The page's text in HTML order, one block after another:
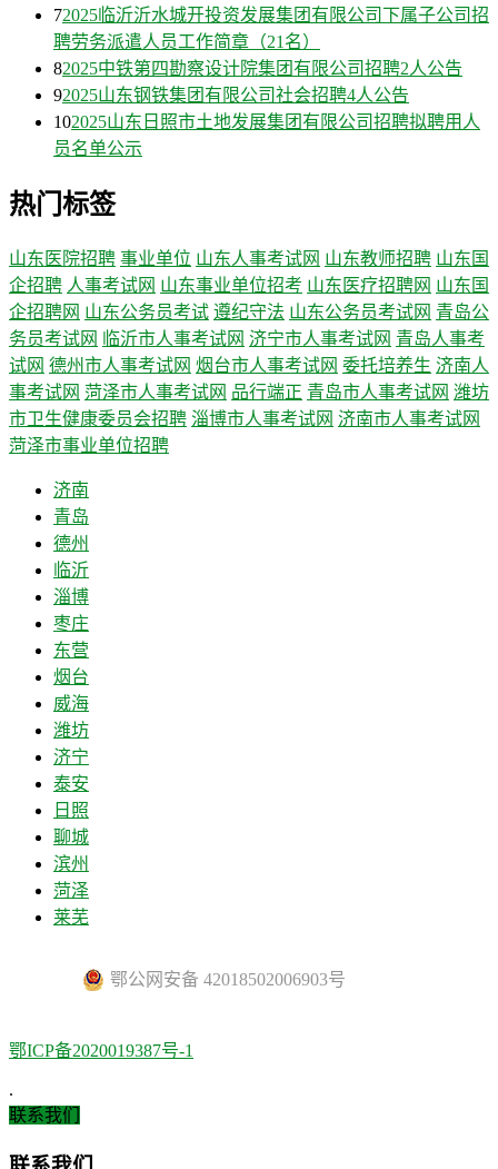
72025临沂沂水城开投资发展集团有限公司下属子公司招
聘劳务派遣人员工作简章（21名）
82025中铁第四勘察设计院集团有限公司招聘2人公告
92025山东钢铁集团有限公司社会招聘4人公告
102025山东日照市土地发展集团有限公司招聘拟聘用人
员名单公示
热门标签
山东医院招聘 事业单位 山东人事考试网 山东教师招聘 山东国
企招聘 人事考试网 山东事业单位招考 山东医疗招聘网 山东国
企招聘网 山东公务员考试 遵纪守法 山东公务员考试网 青岛公
务员考试网
临沂市人事考试网 济宁市人事考试网 青岛人事考
试网 德州市人事考试网 烟台市人事考试网 委托培养生 济南人
事考试网 菏泽市人事考试网 品行端正 青岛市人事考试网 潍坊
市卫生健康委员会招聘 淄博市人事考试网 济南市人事考试网
菏泽市事业单位招聘
济南
青岛
德州
临沂
淄博
枣庄
东营
烟台
威海
潍坊
济宁
泰安
日照
聊城
滨州
菏泽
莱芜
鄂公网安备 42018502006903号
鄂ICP备2020019387号-1
.
联系我们